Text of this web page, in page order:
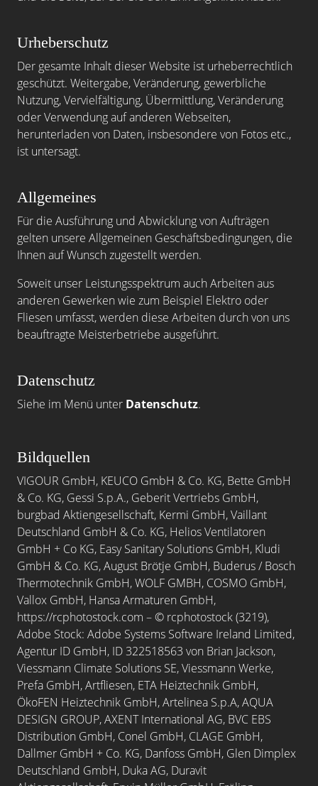
Urheberschutz
Der gesamte Inhalt dieser Website ist urheberrechtlich
geschützt. Weitergabe, Veränderung, gewerbliche
Nutzung, Vervielfältigung, Übermittlung, Veränderung
oder Verwendung auf anderen Webseiten,
herunterladen von Daten, insbesondere von Fotos etc.,
ist untersagt.
Allgemeines
Für die Ausführung und Abwicklung von Aufträgen
gelten unsere Allgemeinen Geschäftsbedingungen, die
Ihnen auf Wunsch zugestellt werden.
Soweit unser Leistungsspektrum auch Arbeiten aus
anderen Gewerken wie zum Beispiel Elektro oder
Fliesen umfasst, werden diese Arbeiten durch von uns
beauftragte Meisterbetriebe ausgeführt.
Datenschutz
Siehe im Menü unter Datenschutz.
Bildquellen
VIGOUR GmbH, KEUCO GmbH & Co. KG, Bette GmbH
& Co. KG, Gessi S.p.A., Geberit Vertriebs GmbH,
burgbad Aktiengesellschaft, Kermi GmbH, Vaillant
Deutschland GmbH & Co. KG, Helios Ventilatoren
GmbH + Co KG, Easy Sanitary Solutions GmbH, Kludi
GmbH & Co. KG, August Brötje GmbH, Buderus / Bosch
Thermotechnik GmbH, WOLF GMBH, COSMO GmbH,
Vallox GmbH, Hansa Armaturen GmbH,
https://rcphotostock.com – © rcphotostock (3219),
Adobe Stock: Adobe Systems Software Ireland Limited,
Agentur ID GmbH, ID 322518563 von Brian Jackson,
Viessmann Climate Solutions SE, Viessmann Werke,
Prefa GmbH, Artfliesen, ETA Heiztechnik GmbH,
ÖkoFEN Heiztechnik GmbH,Artelinea S.p.A,AQUA
DESIGN GROUP, AXENT International AG, BVC EBS
Distribution GmbH, Conel GmbH, CLAGE GmbH,
Dallmer GmbH + Co. KG, Danfoss GmbH, Glen Dimplex
Deutschland GmbH, Duka AG, Duravit